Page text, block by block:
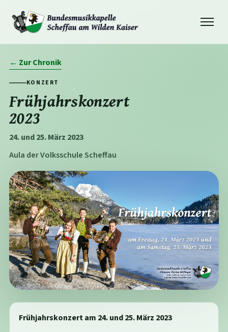
← Zur Chronik
KONZERT
Frühjahrskonzert
2023
24. und 25. März 2023
Aula der Volksschule Scheffau
Frühjahrskonzert am 24. und 25. März 2023